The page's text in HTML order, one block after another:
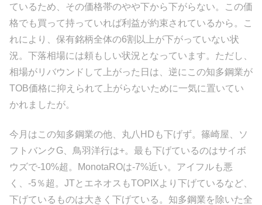
ているため、その価格帯のやや下から下がらない。この価
格でも買って持っていれば利益が約束されているから。こ
れにより、保有銘柄全体の6割以上が下がっていない状
況。下落相場には頼もしい状況となっています。ただし、
相場がリバウンドして上がった日は、逆にこの知多鋼業が
TOB価格に抑えられて上がらないために一気に置いてい
かれましたが。
今月はこの知多鋼業の他、丸八HDも下げず。篠崎屋、ソ
フトバンクG、鳥羽洋行は+。最も下げているのはサイボ
ウズで-10%超。MonotaROは-7%近い。アイフルも悪
く、-5％超。JTとエネオスもTOPIXより下げているなど、
下げているものは大きく下げている。知多鋼業を除いた全